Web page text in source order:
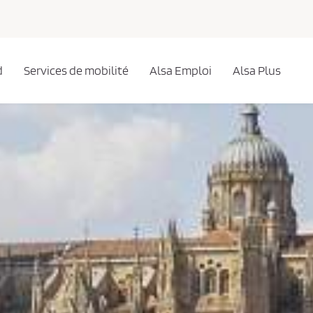
Services de mobilité Alsa Emploi Alsa Plus